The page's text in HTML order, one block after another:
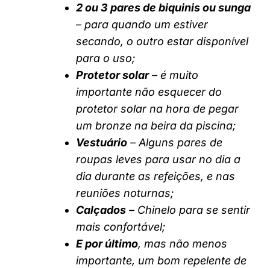
2 ou 3 pares de biquinis ou sunga
– para quando um estiver
secando, o outro estar disponível
para o uso;
Protetor solar– é muito
importante não esquecer do
protetor solar na hora de pegar
um bronze na beira da piscina;
Vestuário – Alguns pares de
roupas leves para usar no dia a
dia durante as refeições, e nas
reuniões noturnas;
Calçados – Chinelo para se sentir
mais confortável;
E por último, mas não menos
importante, um bom repelente de